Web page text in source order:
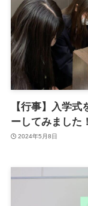
【行事】入学
ーしてみまし
2024年5月8日